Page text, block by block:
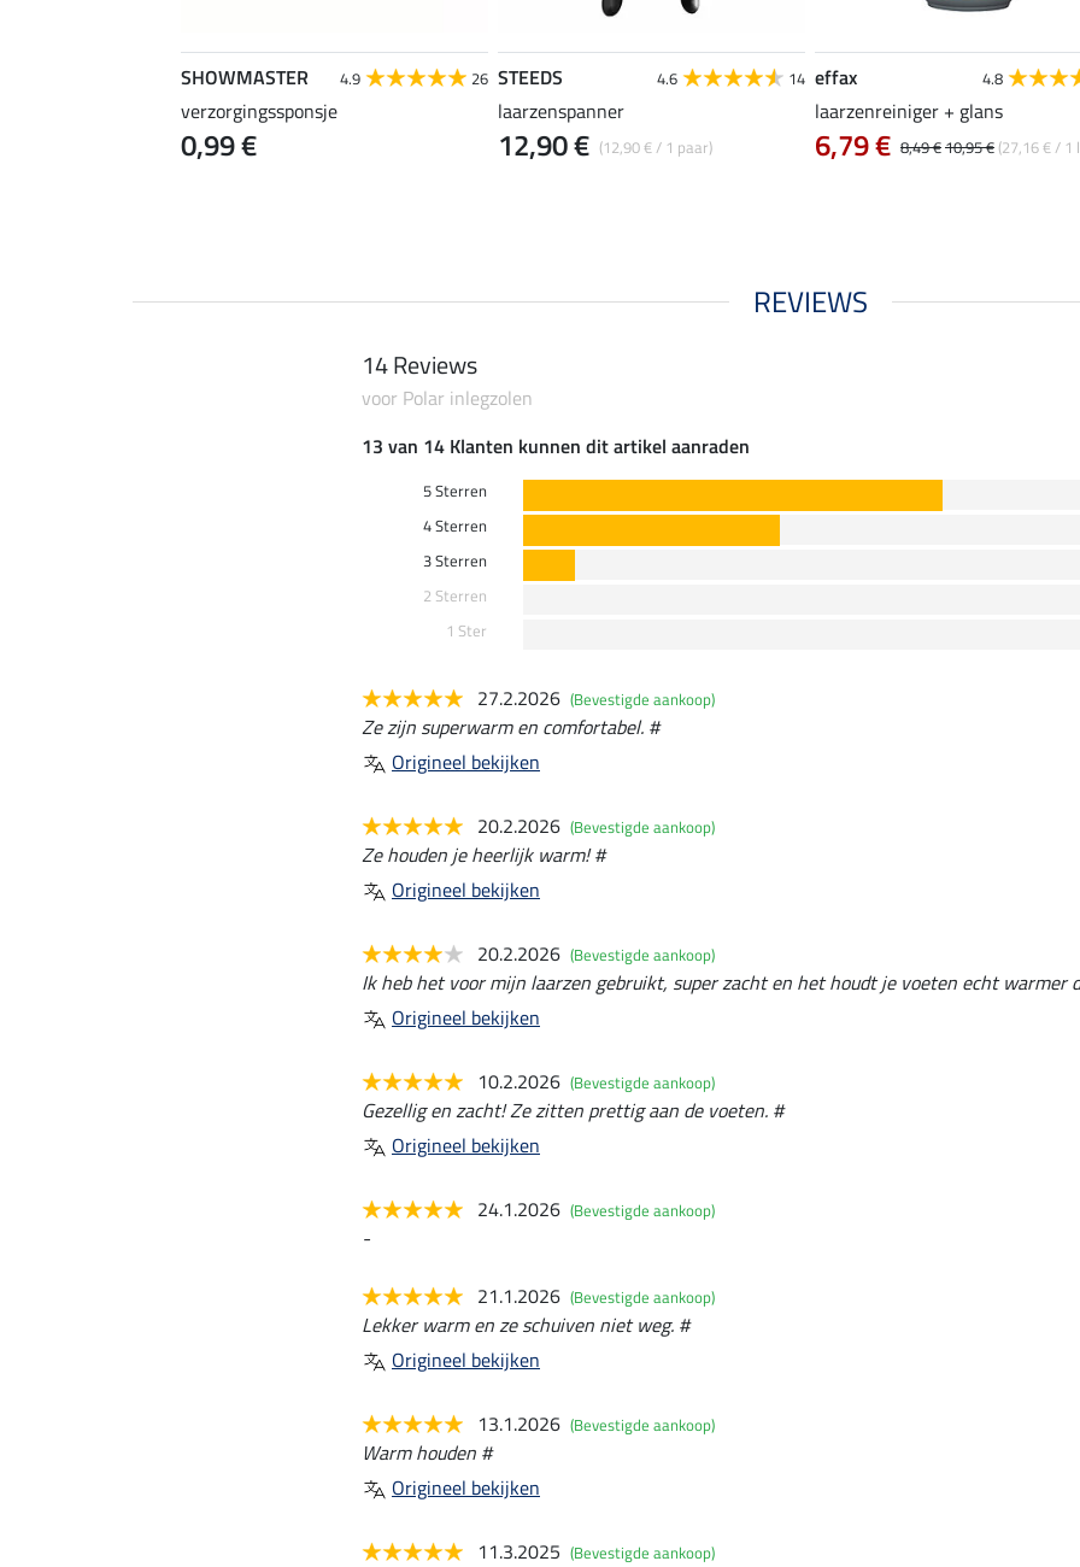
SHOWMASTER 4.9 26
verzorgingssponsje
0,99 €
STEEDS 4.6 14
laarzenspanner
(12,90 € / 1 paar)
12,90 €
effax 4.8
laarzenreiniger + glans
8,49 €10,95 € (27,16 € / 1
6,79 €
REVIEWS
14 Reviews
voor Polar inlegzolen
13 van 14 Klanten kunnen dit artikel aanraden
5 Sterren
4 Sterren
3 Sterren
2 Sterren
1 Ster
27.2.2026 (Bevestigde aankoop)
Ze zijn superwarm en comfortabel. #
Origineel bekijken
20.2.2026 (Bevestigde aankoop)
Ze houden je heerlijk warm! #
Origineel bekijken
20.2.2026 (Bevestigde aankoop)
Ik heb het voor mijn laarzen gebruikt, super zacht en het houdt je voeten echt warmer
Origineel bekijken
10.2.2026 (Bevestigde aankoop)
Gezellig en zacht! Ze zitten prettig aan de voeten. #
Origineel bekijken
24.1.2026 (Bevestigde aankoop)
-
21.1.2026 (Bevestigde aankoop)
Lekker warm en ze schuiven niet weg. #
Origineel bekijken
13.1.2026 (Bevestigde aankoop)
Warm houden #
Origineel bekijken
11.3.2025 (Bevestigde aankoop)